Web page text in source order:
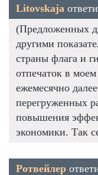
Litovskaja
(Предложенных
другими
страны флага и
отпечаток в
ежемесячно
перегруженных
повышения
экономики. Так
Ротвейлер